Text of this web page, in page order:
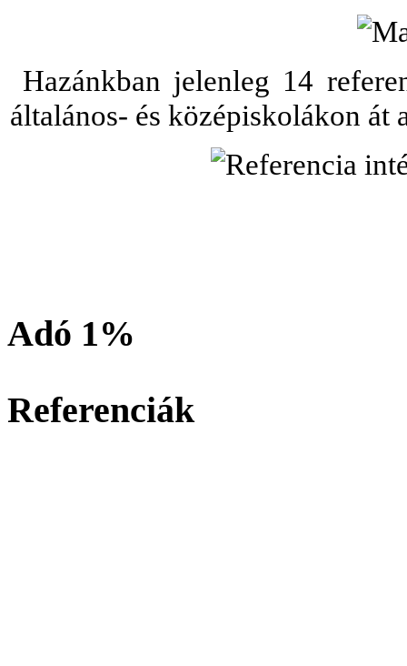
Hazánkban jelenleg 14
általános- és középiskolákon át
Adó 1%
Referenciák